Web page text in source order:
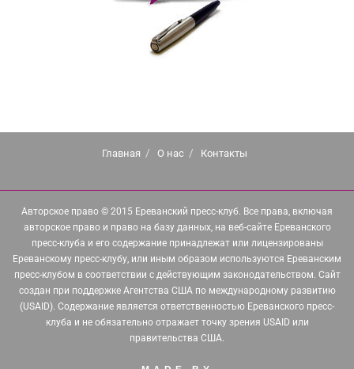
Главная О нас Контакты
Авторское право © 2015 Ереванский пресс-клуб. Все права, включая
авторское право и право на базу данных, на веб-сайте Ереванского
пресс-клуба и его содержание принадлежат или лицензированы
Ереванскому пресс-клубу, или иным образом используются Ереванским
пресс-клубом в соответствии с действующим законодательством. Сайт
создан при поддержке Агентства США по международному развитию
(USAID). Содержание является ответственностью Ереванского пресс-
клуба и не обязательно отражает точку зрения USAID или
правительства США.